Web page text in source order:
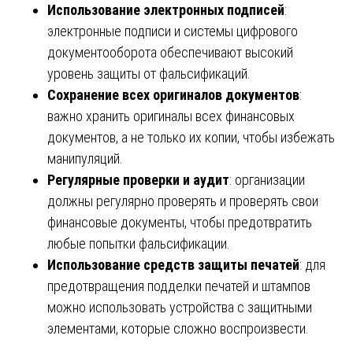
Использование электронных подписей:
электронные подписи и системы цифрового
документооборота обеспечивают высокий
уровень защиты от фальсификаций.
Сохранение всех оригиналов документов:
важно хранить оригиналы всех финансовых
документов, а не только их копии, чтобы избежать
манипуляций.
Регулярные проверки и аудит: организации
должны регулярно проверять и проверять свои
финансовые документы, чтобы предотвратить
любые попытки фальсификации.
Использование средств защиты печатей: для
предотвращения подделки печатей и штампов
можно использовать устройства с защитными
элементами, которые сложно воспроизвести.